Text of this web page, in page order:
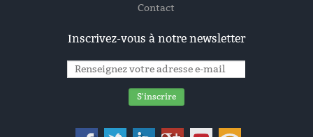
Contact
Inscrivez-vous à notre newsletter